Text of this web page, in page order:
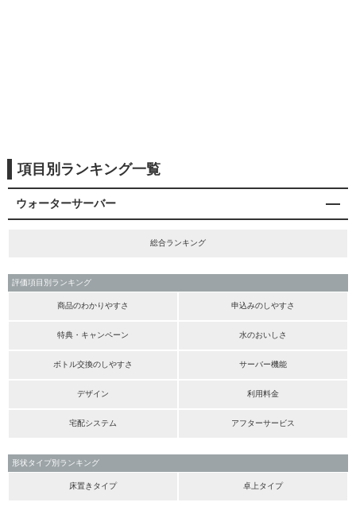
項目別ランキング一覧
ウォーターサーバー
総合ランキング
評価項目別ランキング
商品のわかりやすさ 申込みのしやすさ
特典・キャンペーン 水のおいしさ
ボトル交換のしやすさ サーバー機能
デザイン 利用料金
宅配システム アフターサービス
形状タイプ別ランキング
床置きタイプ 卓上タイプ